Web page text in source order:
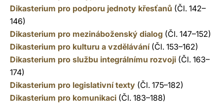
Dikasterium pro podporu jednoty křesťanů (Čl. 142–
146)
Dikasterium pro mezináboženský dialog (Čl. 147–152)
Dikasterium pro kulturu a vzdělávání(Čl. 153–162)
Dikasterium pro službu integrálnímu rozvoji (Čl. 163–
174)
Dikasterium pro legislativní texty (Čl. 175–182)
Dikasterium pro komunikaci (Čl. 183–188)